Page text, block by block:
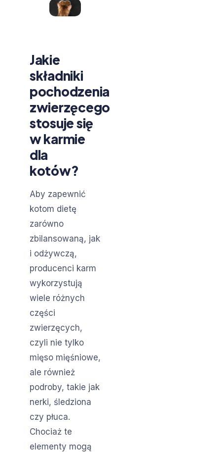
Jakie
składniki
pochodzenia
zwierzęcego
stosuje się
w karmie
dla
kotów?
Aby zapewnić
kotom dietę
zarówno
zbilansowaną, jak
i odżywczą,
producenci karm
wykorzystują
wiele różnych
części
zwierzęcych,
czyli nie tylko
mięso mięśniowe,
ale również
podroby, takie jak
nerki, śledziona
czy płuca.
Chociaż te
elementy mogą